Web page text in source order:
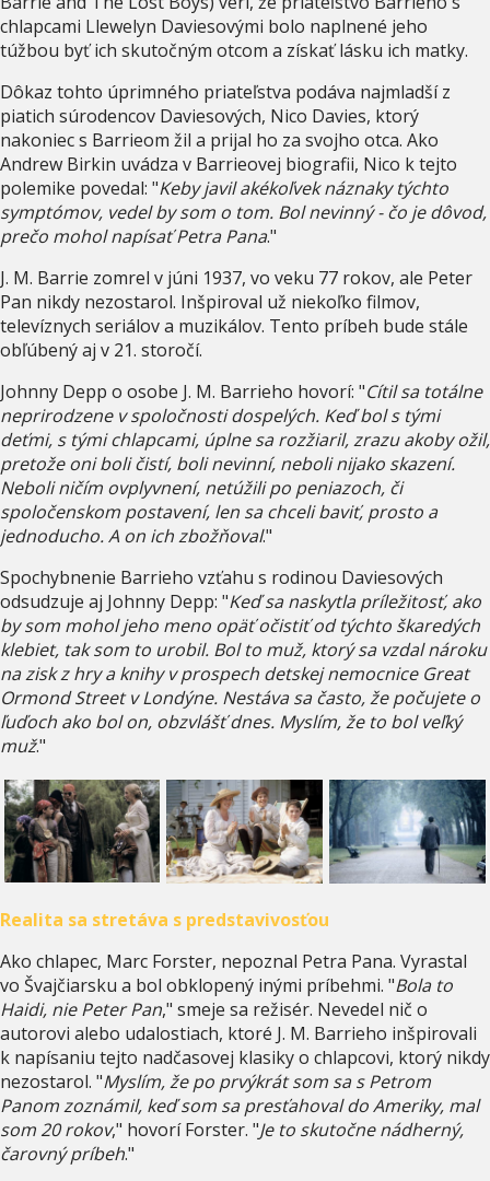
chlapcami Llewelyn Daviesovými bolo naplnené jeho
túžbou byť ich skutočným otcom a získať lásku ich matky.
Dôkaz tohto úprimného priateľstva podáva najmladší z
piatich súrodencov Daviesových, Nico Davies, ktorý
nakoniec s Barrieom žil a prijal ho za svojho otca. Ako
Andrew Birkin uvádza v Barrieovej biografii, Nico k tejto
polemike povedal: "Keby javil akékoľvek náznaky týchto
symptómov, vedel by som o tom. Bol nevinný - čo je dôvod,
prečo mohol napísať Petra Pana."
J. M. Barrie zomrel v júni 1937, vo veku 77 rokov, ale Peter
Pan nikdy nezostarol. Inšpiroval už niekoľko filmov,
televíznych seriálov a muzikálov. Tento príbeh bude stále
obľúbený aj v 21. storočí.
Johnny Depp o osobe J. M. Barrieho hovorí: "Cítil sa totálne
neprirodzene v spoločnosti dospelých. Keď bol s tými
deťmi, s tými chlapcami, úplne sa rozžiaril, zrazu akoby ožil,
pretože oni boli čistí, boli nevinní, neboli nijako skazení.
Neboli ničím ovplyvnení, netúžili po peniazoch, či
spoločenskom postavení, len sa chceli baviť, prosto a
jednoducho. A on ich zbožňoval."
Spochybnenie Barrieho vzťahu s rodinou Daviesových
odsudzuje aj Johnny Depp: "Keď sa naskytla príležitosť, ako
by som mohol jeho meno opäť očistiť od týchto škaredých
klebiet, tak som to urobil. Bol to muž, ktorý sa vzdal nároku
na zisk z hry a knihy v prospech detskej nemocnice Great
Ormond Street v Londýne. Nestáva sa často, že počujete o
ľuďoch ako bol on, obzvlášť dnes. Myslím, že to bol veľký
muž."
Realita sa stretáva s predstavivosťou
Ako chlapec, Marc Forster, nepoznal Petra Pana. Vyrastal
vo Švajčiarsku a bol obklopený inými príbehmi. "Bola to
Haidi, nie Peter Pan," smeje sa režisér. Nevedel nič o
autorovi alebo udalostiach, ktoré J. M. Barrieho inšpirovali
k napísaniu tejto nadčasovej klasiky o chlapcovi, ktorý nikdy
nezostarol. "Myslím, že po prvýkrát som sa s Petrom
Panom zoznámil, keď som sa presťahoval do Ameriky, mal
som 20 rokov," hovorí Forster. "Je to skutočne nádherný,
čarovný príbeh."